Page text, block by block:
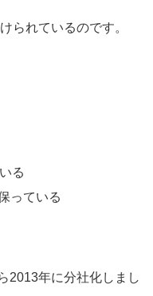
られているのです。
る
っている
2013年に分社化しまし